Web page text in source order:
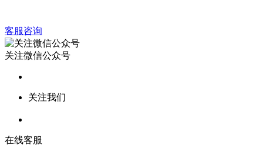
客服咨询
关注微信公众号
关注我们
在线客服